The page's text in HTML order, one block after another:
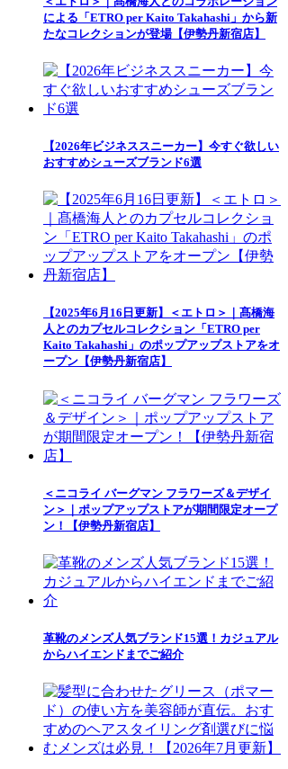
による「ETRO per Kaito Takahashi」から新
たなコレクションが登場【伊勢丹新宿店】
【2026年ビジネススニーカー】今すぐ欲しい
おすすめシューズブランド6選
【2025年6月16日更新】＜エトロ＞｜髙橋海
人とのカプセルコレクション「ETRO per
Kaito Takahashi」のポップアップストアをオ
ープン【伊勢丹新宿店】
＜ニコライ バーグマン フラワーズ＆デザイ
ン＞｜ポップアップストアが期間限定オープ
ン！【伊勢丹新宿店】
革靴のメンズ人気ブランド15選！カジュアル
からハイエンドまでご紹介